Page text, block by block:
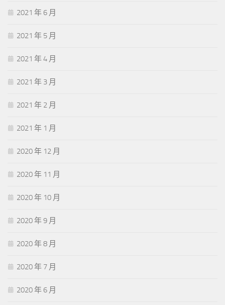
2021 年 6 月
2021 年 5 月
2021 年 4 月
2021 年 3 月
2021 年 2 月
2021 年 1 月
2020 年 12 月
2020 年 11 月
2020 年 10 月
2020 年 9 月
2020 年 8 月
2020 年 7 月
2020 年 6 月